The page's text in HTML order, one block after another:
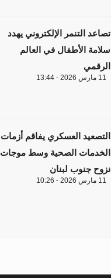
تصاعد التنمر الإلكتروني يهدد
سلامة الأطفال في العالم
الرقمي
11 مارس 2026 - 13:44
التصعيد العسكري يفاقم أزمات
الخدمات الصحية وسط موجات
نزوح جنوب لبنان
11 مارس 2026 - 10:26